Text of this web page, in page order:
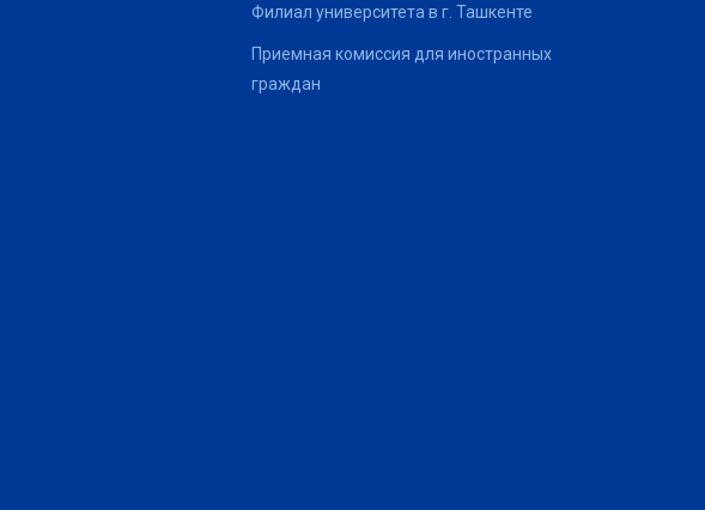
Филиал университета в г. Ташкенте
Приемная комиссия для иностранных
граждан